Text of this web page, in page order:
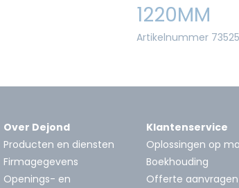
1220MM
Artikelnummer
Over Dejond
Producten en diensten
Firmagegevens
Openings- en
Klantenservice
Oplossingen op
Boekhouding
Offerte aanvragen